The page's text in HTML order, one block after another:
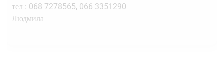
тел : 068 7278565, 066 3351290
Людмила